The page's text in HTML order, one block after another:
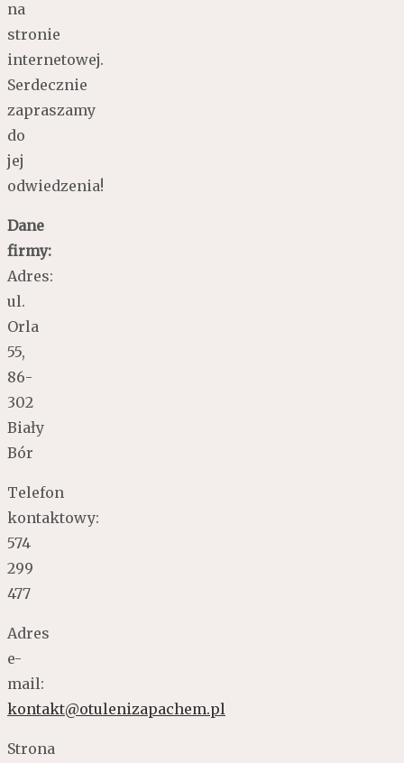
na
stronie
internetowej.
Serdecznie
zapraszamy
do
jej
odwiedzenia!
Dane
firmy:
Adres:
ul.
Orla
55,
86-
302
Biały
Bór
Telefon
kontaktowy:
574
299
477
Adres
e-
mail:
kontakt@otulenizapachem.pl
Strona